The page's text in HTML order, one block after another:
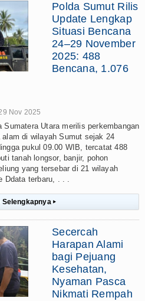
Polda Sumut Rilis
Update Lengkap
Situasi Bencana
24–29 November
2025: 488
Bencana, 1.076
Nov 2025
Sumatera Utara merilis perkembangan
alam di wilayah Sumut sejak 24
pukul 09.00 WIB, tercatat 488
tanah longsor, banjir, pohon
yang tersebar di 21 wilayah
Ddata terbaru, . . .
Selengkapnya ▸
Secercah
Harapan Alami
bagi Pejuang
Kesehatan,
Nyaman Pasca
Nikmati Rempah